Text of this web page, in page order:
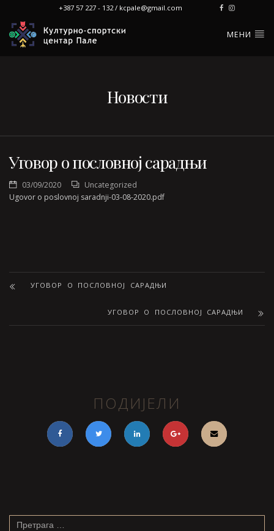
+387 57 227 - 132 / kcpale@gmail.com
МЕНИ
Новости
Уговор о пословној сарадњи
03/09/2020
Uncategorized
Ugovor o poslovnoj saradnji-03-08-2020.pdf
УГОВОР О ПОСЛОВНОЈ САРАДЊИ
УГОВОР О ПОСЛОВНОЈ САРАДЊИ
ПОДИЈЕЛИ